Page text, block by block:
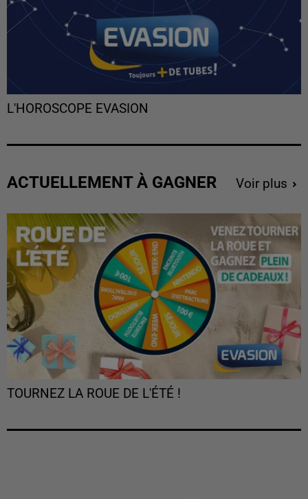
L'HOROSCOPE EVASION
ACTUELLEMENT À GAGNER Voir plus
TOURNEZ LA ROUE DE L'ÉTÉ !